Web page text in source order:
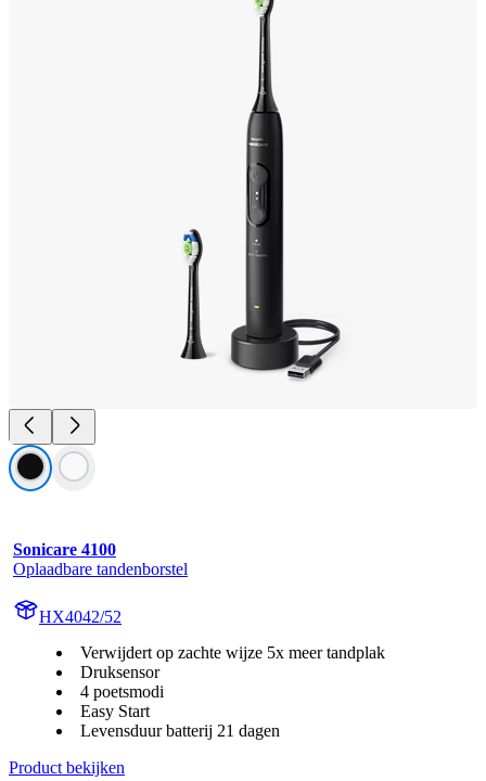
Sonicare 4100
Oplaadbare tandenborstel
HX4042/52
Verwijdert op zachte wijze 5x meer tandplak
Druksensor
4 poetsmodi
Easy Start
Levensduur batterij 21 dagen
Product bekijken